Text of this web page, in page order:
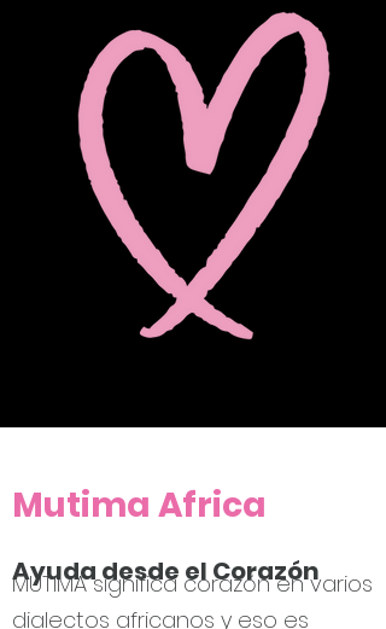
Mutima Africa
Ayuda desde el Corazón
MUTIMA significa corazón en varios
dialectos africanos y eso es